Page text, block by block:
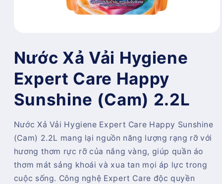
tiện
trong
hộp
tương
Nước Xả Vải Hygiene
Expert Care Happy
Sunshine (Cam) 2.2L
Nước Xả Vải Hygiene Expert Care Happy Sunshine
(Cam) 2.2L mang lại nguồn năng lượng rạng rỡ với
hương thơm rực rỡ của nắng vàng, giúp quần áo
thơm mát sảng khoái và xua tan mọi áp lực trong
cuộc sống. Công nghệ Expert Care độc quyền